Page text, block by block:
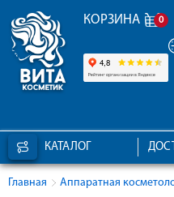
КОРЗИНА 0
КАТАЛОГ
Главная Аппаратная